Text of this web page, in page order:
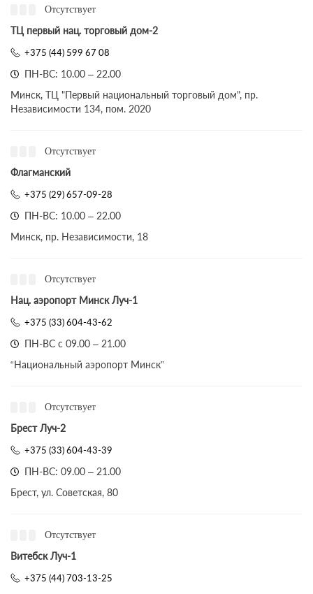
Отсутствует
ТЦ первый нац. торговый дом-2
+375 (44) 599 67 08
ПН-ВС: 10.00 – 22.00
Минск, ТЦ "Первый национальный торговый дом", пр.
Независимости 134, пом. 2020
Отсутствует
Флагманский
+375 (29) 657-09-28
ПН-ВС: 10.00 – 22.00
Минск, пр. Независимости, 18
Отсутствует
Нац. аэропорт Минск Луч-1
+375 (33) 604-43-62
ПН-ВС с 09.00 – 21.00
“Национальный аэропорт Минск”
Отсутствует
Брест Луч-2
+375 (33) 604-43-39
ПН-ВС: 09.00 – 21.00
Брест, ул. Советская, 80
Отсутствует
Витебск Луч-1
+375 (44) 703-13-25